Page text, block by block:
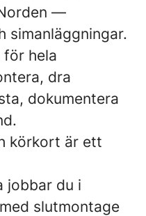
—
simanläggningar.
för hela
dra
dokumentera
körkort är ett
jobbar du i
slutmontage